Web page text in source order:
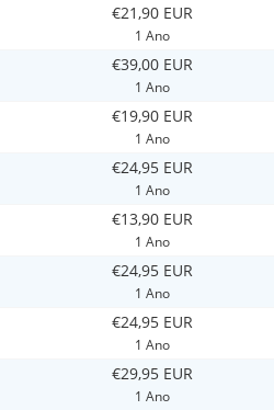
€21,90 EUR
1 Ano
€39,00 EUR
1 Ano
€19,90 EUR
1 Ano
€24,95 EUR
1 Ano
€13,90 EUR
1 Ano
€24,95 EUR
1 Ano
€24,95 EUR
1 Ano
€29,95 EUR
1 Ano